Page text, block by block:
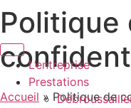
Aller
au
contenu
L’entreprise
Prestations
Politique
Accueil » Politique de